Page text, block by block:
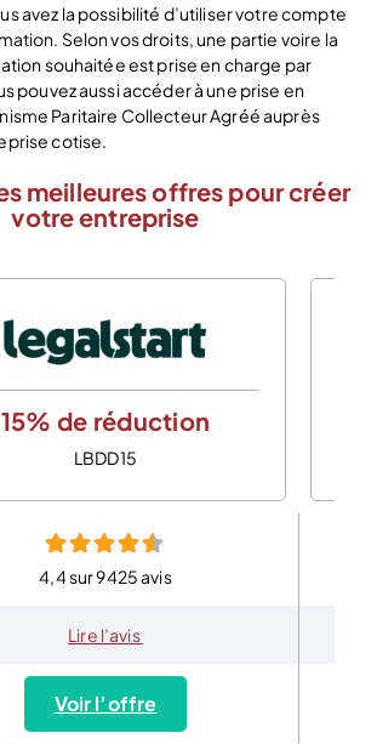
avez la possibilité d’utiliser votre compte
Selon vos droits, une partie voire la
souhaitée est prise en charge par
pouvez aussi accéder à une prise en
Paritaire Collecteur Agréé auprès
cotise.
meilleures offres pour créer
votre entreprise
15% de réduction
LBDD15
4,4 sur 9425 avis
Lire l’avis
Voir l’offre